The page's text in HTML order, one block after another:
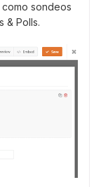
sondeos
& Polls.